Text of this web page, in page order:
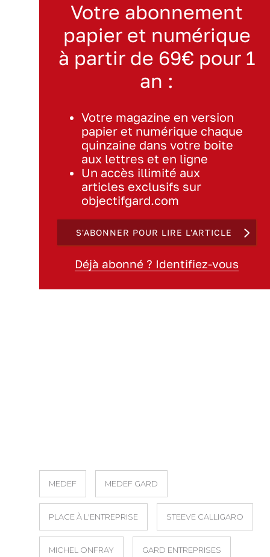
Votre abonnement
papier et numérique
à partir de 69€ pour 1
an :
Votre magazine en version
papier et numérique chaque
quinzaine dans votre boite
aux lettres et en ligne
Un accès illimité aux
articles exclusifs sur
objectifgard.com
S'ABONNER POUR LIRE L'ARTICLE
Déjà abonné ? Identifiez-vous
MEDEF MEDEF GARD
PLACE À L'ENTREPRISE STEEVE CALLIGARO
MICHEL ONFRAY GARD ENTREPRISES